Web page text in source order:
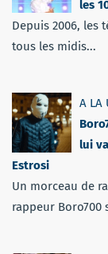
les
Depuis 2006, les
tous les midis...
A LA
lui
Estrosi
Un morceau de
rappeur Boro700